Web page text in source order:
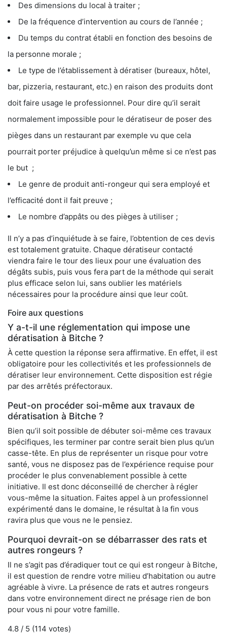
Des dimensions du local à traiter ;
De la fréquence d’intervention au cours de l’année ;
Du temps du contrat établi en fonction des besoins de
la personne morale ;
Le type de l’établissement à dératiser (bureaux, hôtel,
bar, pizzeria, restaurant, etc.) en raison des produits dont
doit faire usage le professionnel. Pour dire qu’il serait
normalement impossible pour le dératiseur de poser des
pièges dans un restaurant par exemple vu que cela
pourrait porter préjudice à quelqu’un même si ce n’est pas
le but ;
Le genre de produit anti-rongeur qui sera employé et
l’efficacité dont il fait preuve ;
Le nombre d’appâts ou des pièges à utiliser ;
Il n’y a pas d’inquiétude à se faire, l’obtention de ces devis
est totalement gratuite. Chaque dératiseur contacté
viendra faire le tour des lieux pour une évaluation des
dégâts subis, puis vous fera part de la méthode qui serait
plus efficace selon lui, sans oublier les matériels
nécessaires pour la procédure ainsi que leur coût.
Foire aux questions
Y a-t-il une réglementation qui impose une
dératisation à Bitche ?
À cette question la réponse sera affirmative. En effet, il est
obligatoire pour les collectivités et les professionnels de
dératiser leur environnement. Cette disposition est régie
par des arrêtés préfectoraux.
Peut-on procéder soi-même aux travaux de
dératisation à Bitche ?
Bien qu’il soit possible de débuter soi-même ces travaux
spécifiques, les terminer par contre serait bien plus qu’un
casse-tête. En plus de représenter un risque pour votre
santé, vous ne disposez pas de l’expérience requise pour
procéder le plus convenablement possible à cette
initiative. Il est donc déconseillé de chercher à régler
vous-même la situation. Faites appel à un professionnel
expérimenté dans le domaine, le résultat à la fin vous
ravira plus que vous ne le pensiez.
Pourquoi devrait-on se débarrasser des rats et
autres rongeurs ?
Il ne s’agit pas d’éradiquer tout ce qui est rongeur à Bitche,
il est question de rendre votre milieu d’habitation ou autre
agréable à vivre. La présence de rats et autres rongeurs
dans votre environnement direct ne présage rien de bon
pour vous ni pour votre famille.
4.8 / 5 (114 votes)